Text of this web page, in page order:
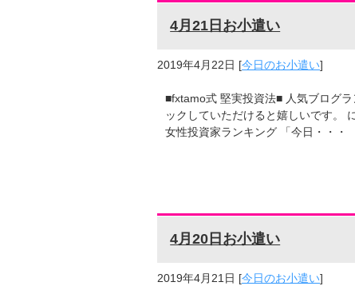
4月21日お小遣い
2019年4月22日 [今日のお小遣い]
■fxtamo式 堅実投資法■ 人気ブログ
ックしていただけると嬉しいです。
女性投資家ランキング 「今日・・・
4月20日お小遣い
2019年4月21日 [今日のお小遣い]